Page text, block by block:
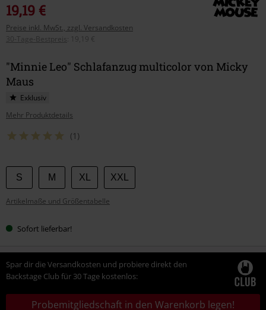
19,19 €
Preise inkl. MwSt., zzgl. Versandkosten
30-Tage-Bestpreis
19,19 €
"Minnie Leo" Schlafanzug multicolor von Micky
Maus
Exklusiv
Mehr Produktdetails
(1)
Wähle
deine
Größe
S M XL XXL
Artikelmaße und Größentabelle
Sofort lieferbar!
Spar dir die Versandkosten und probiere direkt den
Backstage Club für 30 Tage kostenlos:
Probemitgliedschaft in den Warenkorb legen!